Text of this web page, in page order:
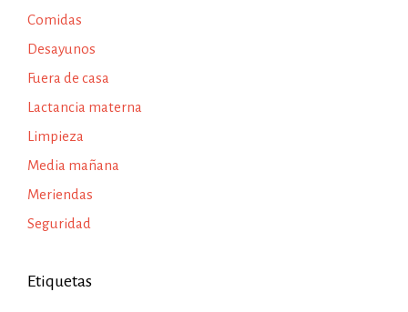
Comidas
Desayunos
Fuera de casa
Lactancia materna
Limpieza
Media mañana
Meriendas
Seguridad
Etiquetas